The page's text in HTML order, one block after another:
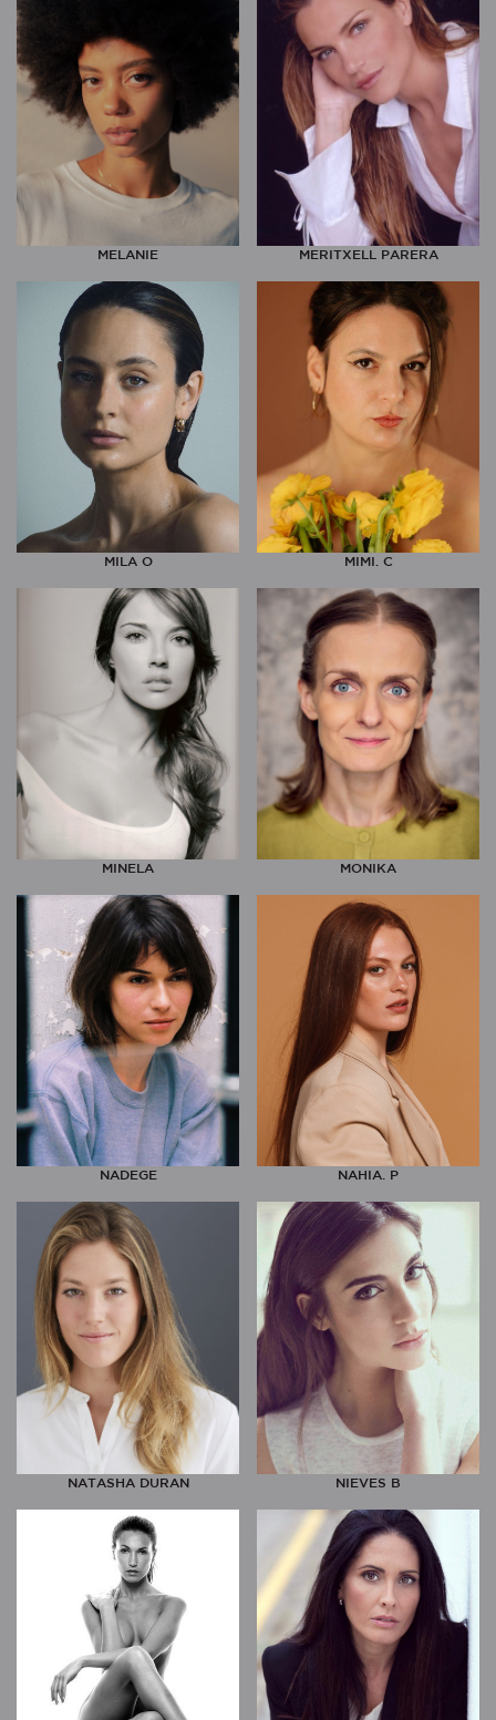
MELANIE MERITXELL PARERA
MILA O MIMI. C
MINELA MONIKA
NADEGE NAHIA. P
NATASHA DURAN NIEVES B